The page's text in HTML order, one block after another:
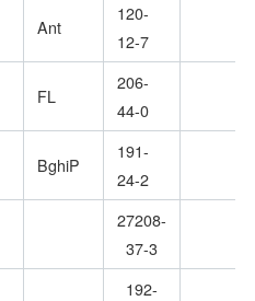
Ant
120-
12-7
FL
206-
44-0
BghiP
191-
24-2
27208-
37-3
192-